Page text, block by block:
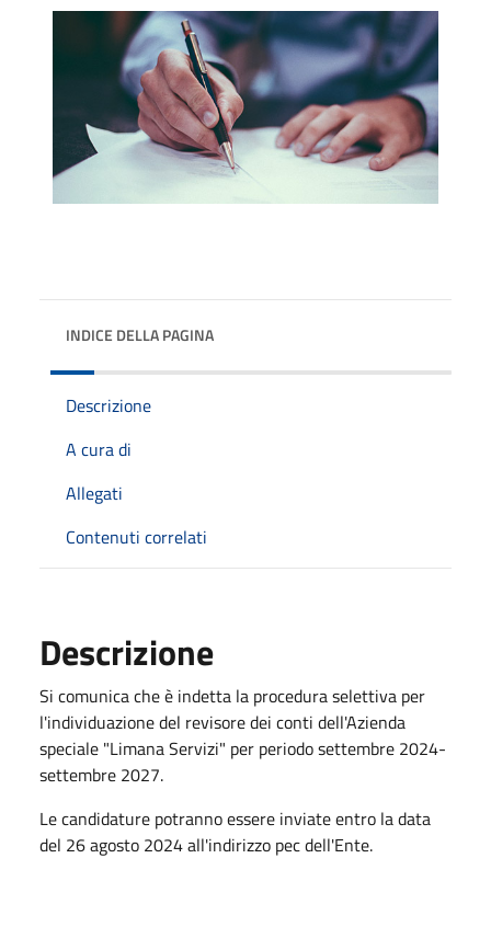
INDICE DELLA PAGINA
Descrizione
A cura di
Allegati
Contenuti correlati
Descrizione
Si comunica che è indetta la procedura selettiva per
l'individuazione del revisore dei conti dell'Azienda
speciale "Limana Servizi" per periodo settembre 2024-
settembre 2027.
Le candidature potranno essere inviate entro la data
del 26 agosto 2024 all'indirizzo pec dell'Ente.